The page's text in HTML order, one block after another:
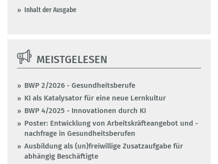
Inhalt der Ausgabe
MEISTGELESEN
BWP 2/2026 - Gesundheitsberufe
KI als Katalysator für eine neue Lernkultur
BWP 4/2025 - Innovationen durch KI
Poster: Entwicklung von Arbeitskräfteangebot und -
nachfrage in Gesundheitsberufen
Ausbildung als (un)freiwillige Zusatzaufgabe für
abhängig Beschäftigte